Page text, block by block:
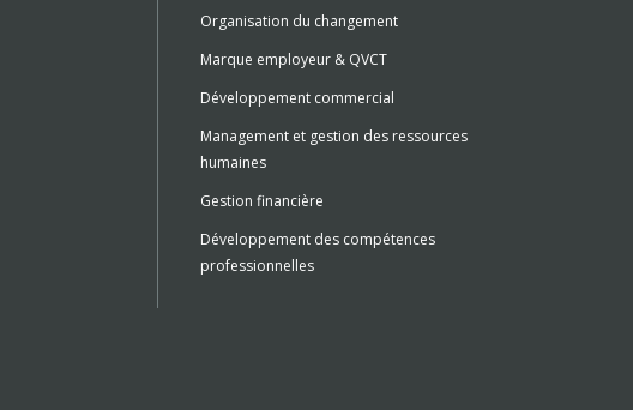
Organisation du changement
Marque employeur & QVCT
Développement commercial
Management et gestion des ressources
humaines
Gestion financière
Développement des compétences
professionnelles